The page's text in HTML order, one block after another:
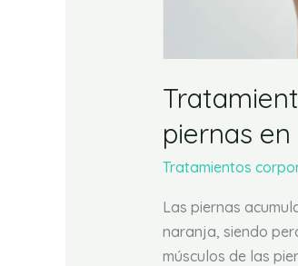
piernas
Tratamientos
Las piernas
naranja, siendo
músculos de las